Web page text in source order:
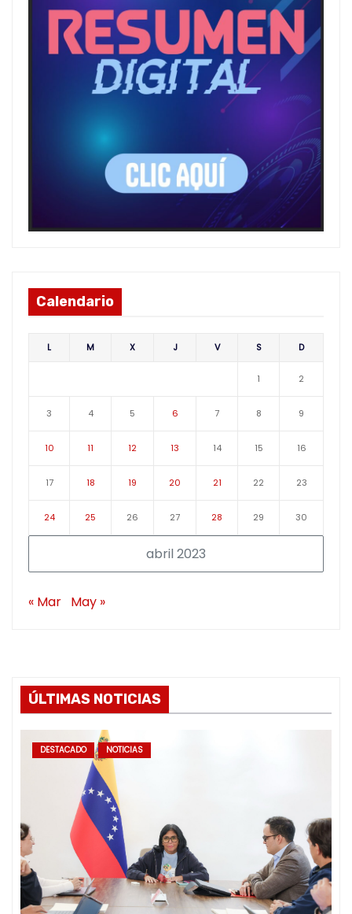
Calendario
abril 2023
L M X J V S D
1 2
3 4 5 6 7 8 9
10 11 12 13 14 15 16
17 18 19 20 21 22 23
24 25 26 27 28 29 30
« Mar May »
ÚLTIMAS NOTICIAS
DESTACADO NOTICIAS